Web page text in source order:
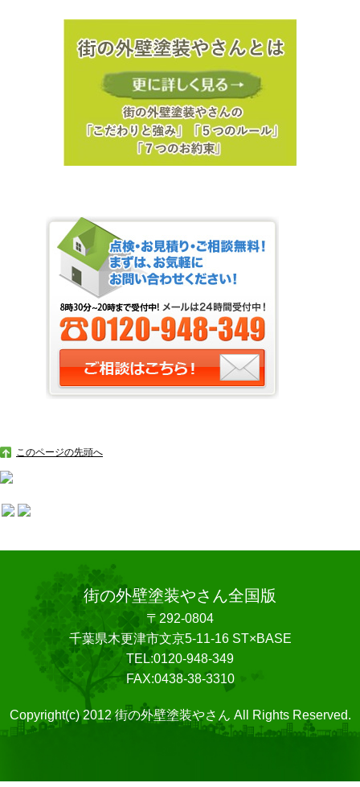
このページの先頭へ
街の外壁塗装やさん全国版
〒292-0804
千葉県木更津市文京5-11-16 ST×BASE
TEL:0120-948-349
FAX:0438-38-3310
Copyright(c) 2012 街の外壁塗装やさん All Rights Reserved.